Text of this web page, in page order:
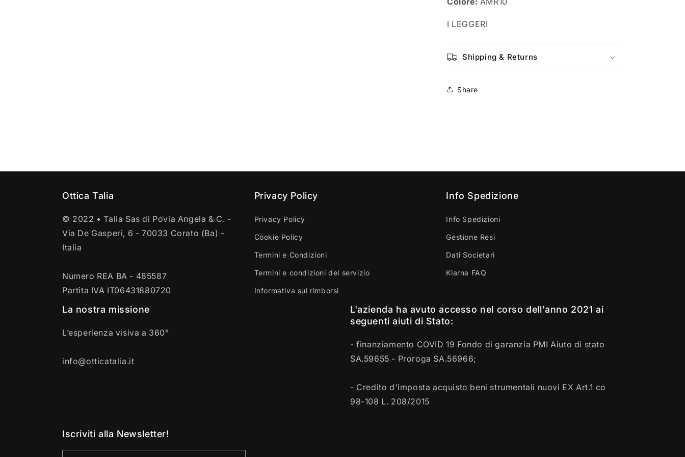
I LEGGERI
Shipping & Returns
Share
Ottica Talia
© 2022 • Talia Sas di Povia Angela & C. -
Via De Gasperi, 6 - 70033 Corato (Ba) -
Italia
Numero REA BA - 485587
Partita IVA IT06431880720
Privacy Policy
Privacy Policy
Cookie Policy
Termini e Condizioni
Termini e condizioni del servizio
Informativa sui rimborsi
Info Spedizione
Info Spedizioni
Gestione Resi
Dati Societari
Klarna FAQ
La nostra missione
L’esperienza visiva a 360°
info@otticatalia.it
L'azienda ha avuto accesso nel corso dell'anno 2021 ai
seguenti aiuti di Stato:
- finanziamento COVID 19 Fondo di garanzia PMI Aiuto di stato
SA.59655 - Proroga SA.56966;
- Credito d'imposta acquisto beni strumentali nuovi EX Art.1 co
98-108 L. 208/2015
Iscriviti alla Newsletter!